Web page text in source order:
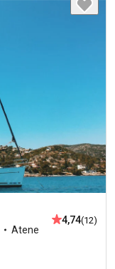
Atene
4,74(12)